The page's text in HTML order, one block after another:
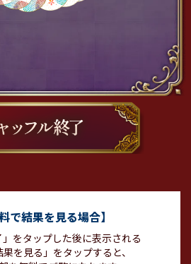
で結果を見る場合】
」をタップした後に表示される
果を見る」をタップすると、